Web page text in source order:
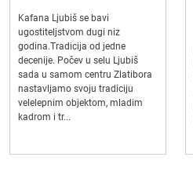
Kafana Ljubiš se bavi
ugostiteljstvom dugi niz
godina.Tradicija od jedne
decenije. Počev u selu Ljubiš
sada u samom centru Zlatibora
nastavljamo svoju tradiciju
velelepnim objektom, mladim
kadrom i tr...